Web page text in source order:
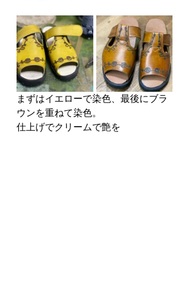
まずはイエローで染色、最後にブラ
ウンを重ねて染色。
仕上げでクリームで艶を